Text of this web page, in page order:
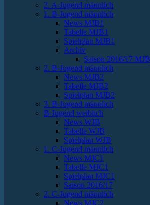
2. A-Jugend männlich
1. B-Jugend männlich
News MJB1
Tabelle MJB1
Spielplan MJB1
Archiv
Saison 2016/17 MJB
2. B-Jugend männlich
News MJB2
Tabelle MJB2
Spielplan MJB2
3. B-Jugend männlich
B-Jugend weiblich
News WJB
Tabelle WJB
Spielplan WJB
1. C-Jugend männlich
News MJC1
Tabelle MJC1
Spielplan MJC1
Saison 2016/17
2. C-Jugend männlich
News MJC2